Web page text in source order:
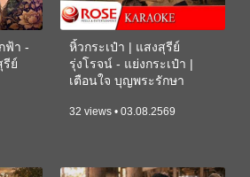
ฟ้า -
รีย์
หิ้วกระเป๋า | แสงสุรีย์
รุ่งโรจน์ - แย่งกระเป๋า |
เตือนใจ บุญพระรักษา
32 views • 03.08.2569